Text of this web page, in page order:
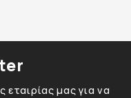
μας για να